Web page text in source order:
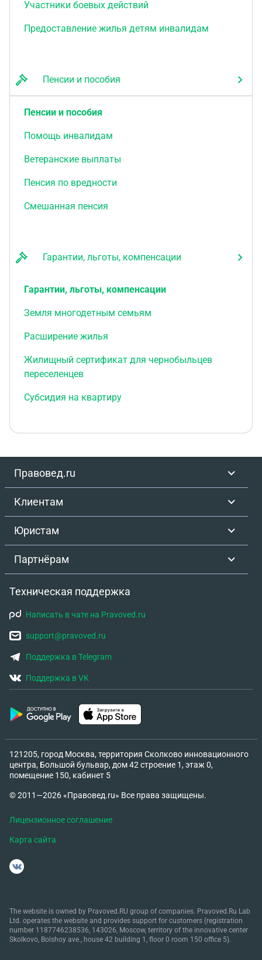
Участники боевых действий
Предоставление жилья детям инвалидам
Пенсии и пособия
Пенсии и пособия
Помощь инвалидам
Ветеранские выплаты
Пенсия по вредности
Смешанная пенсия
Гарантии, льготы, компенсации
Гарантии, льготы, компенсации
Земля многодетным семьям
Расширение жилья
Жилищный сертификат для чернобыльцев
переселенцев
Субсидия на квартиру
Правовед.ru
Клиентам
Юристам
Партнёрам
Техническая поддержка
Написать в чате на Pravoved.ru
support@pravoved.ru
Поддержка в Telegram
Поддержка в VK
121205, город Москва, территория Сколково инновационного
центра, Большой бульвар, дом 42 строение 1, этаж 0,
помещение 150, кабинет 5
© 2011—2026 «Правовед.ru» Все права защищены.
Лицензионное соглашение
Карта сайта
The website is owned by Pravoved.RU group of companies. Pravoved.Ru Lab
Ltd. operates the website and provides support for customers (registration
number 1187746238536, 143026, Moscow, territory of the innovative center
Skolkovo, Bolshoy ave., house 42 building 1, floor 0 room 150 office 5).